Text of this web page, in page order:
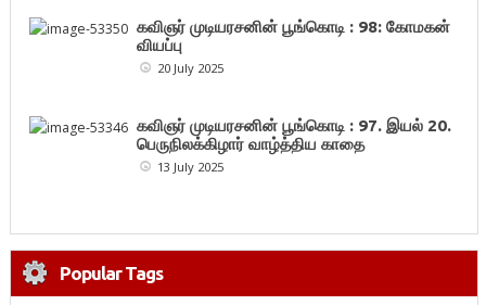
கவிஞர் முடியரசனின் பூங்கொடி : 98: கோமகன்
வியப்பு
20 July 2025
கவிஞர் முடியரசனின் பூங்கொடி : 97. இயல் 20.
பெருநிலக்கிழார் வாழ்த்திய காதை
13 July 2025
Popular Tags